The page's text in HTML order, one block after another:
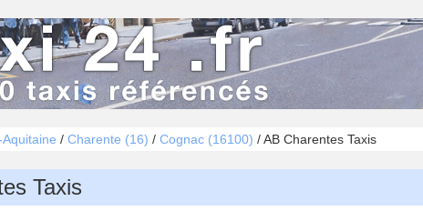
/ Charente (16) / Cognac (16100) /AB Charentes Taxis
Taxis